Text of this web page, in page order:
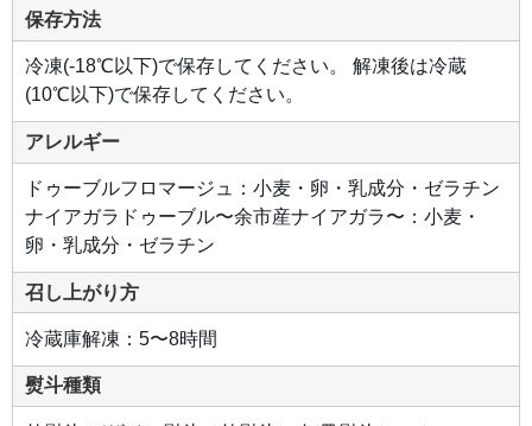
保存方法
冷凍(-18℃以下)で保存してください。 解凍後は冷蔵
(10℃以下)で保存してください。
アレルギー
ドゥーブルフロマージュ：小麦・卵・乳成分・ゼラチン
ナイアガラドゥーブル〜余市産ナイアガラ〜：小麦・
卵・乳成分・ゼラチン
召し上がり方
冷蔵庫解凍：5〜8時間
熨斗種類